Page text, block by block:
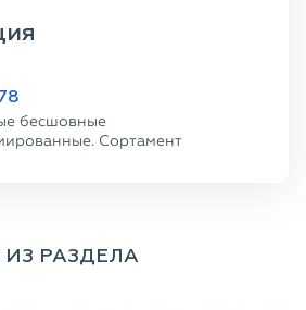
бесшовные
Сортамент
РАЗДЕЛА